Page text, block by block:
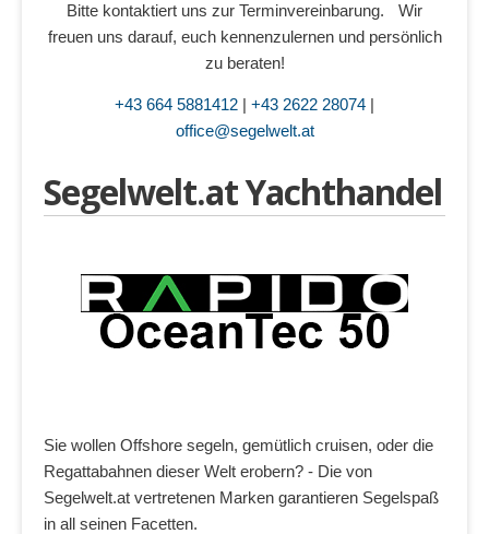
Bitte kontaktiert uns zur Terminvereinbarung. Wir
freuen uns darauf, euch kennenzulernen und persönlich
zu beraten!
+43 664 5881412 | +43 2622 28074 |
office@segelwelt.at
Segelwelt.at Yachthandel
Sie wollen Offshore segeln, gemütlich cruisen, oder die
Regattabahnen dieser Welt erobern? - Die von
Segelwelt.at vertretenen Marken garantieren Segelspaß
in all seinen Facetten.